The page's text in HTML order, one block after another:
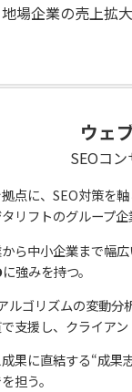
場企業の売上拡
ウェ
SEOコ
点に、SEO対策を
リフトのグループ企
ら中小企業まで幅広
に強みを持つ。
ルゴリズムの変動分
支援し、クライア
果に直結する“成果
担う。